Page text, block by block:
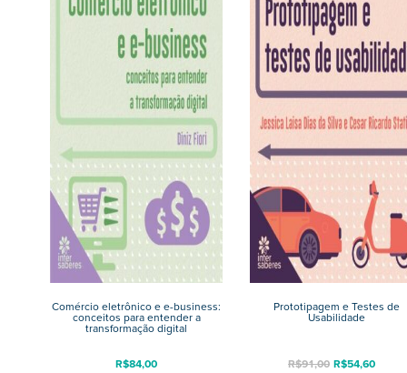
Prototipagem e Testes de
Usabilidade
R$91,00 R$54,60
Comércio eletrônico e e-business:
conceitos para entender a
transformação digital
R$84,00